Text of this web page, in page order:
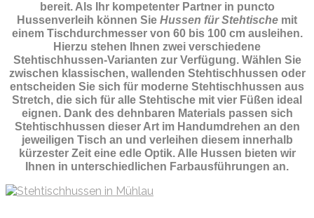
bereit. Als Ihr kompetenter Partner in puncto
Hussenverleih können Sie Hussen für Stehtische mit
einem Tischdurchmesser von 60 bis 100 cm ausleihen.
Hierzu stehen Ihnen zwei verschiedene
Stehtischhussen-Varianten zur Verfügung. Wählen Sie
zwischen klassischen, wallenden Stehtischhussen oder
entscheiden Sie sich für moderne Stehtischhussen aus
Stretch, die sich für alle Stehtische mit vier Füßen ideal
eignen. Dank des dehnbaren Materials passen sich
Stehtischhussen dieser Art im Handumdrehen an den
jeweiligen Tisch an und verleihen diesem innerhalb
kürzester Zeit eine edle Optik. Alle Hussen bieten wir
Ihnen in unterschiedlichen Farbausführungen an.